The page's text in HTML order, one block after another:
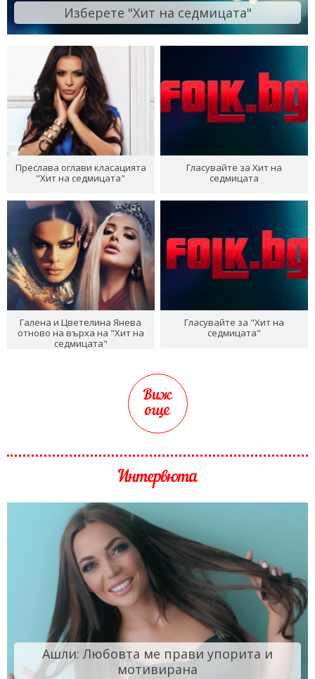
Изберете "Хит на седмицата"
Преслава оглави класацията
"Хит на седмицата"
Гласувайте за Хит на
седмицата
Галена и Цветелина Янева
отново на върха на "Хит на
седмицата"
Гласувайте за "Хит на
седмицата"
Виж
още
Интервюта
Ашли: Любовта ме прави упорита и
мотивирана